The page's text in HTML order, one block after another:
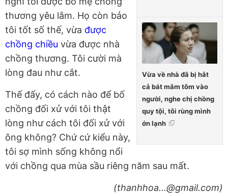
Vừa về nhà đã bị hắt
cả bát mắm tôm vào
người, nghe chị chồng
quy tội, tôi rùng mình
ớn lạnh
thương yêu lắm. Họ còn bảo
tôi tốt số thế, vừa được
chồng chiều vừa được nhà
chồng thương. Tôi cười mà
lòng đau như cắt.
Thế đấy, có cách nào để bố
chồng đối xử với tôi thật
lòng như cách tôi đối xử với
ông không? Chứ cứ kiểu này,
tôi sợ mình sống không nổi
với chồng qua mùa sầu riêng năm sau mất.
(thanhhoa...@gmail.com)